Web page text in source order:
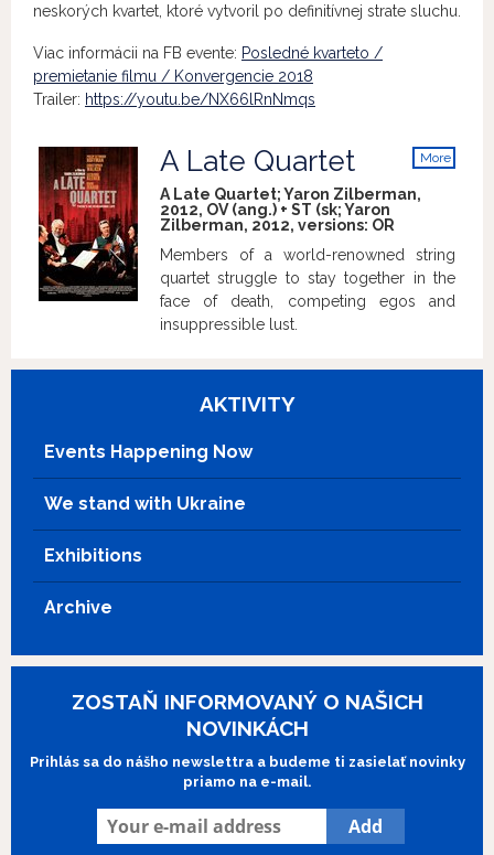
neskorých kvartet, ktoré vytvoril po definitívnej strate sluchu.
Viac informácii na FB evente: Posledné kvarteto /
premietanie filmu / Konvergencie 2018
Trailer: https://youtu.be/NX66lRnNmqs
More
A Late Quartet
A Late Quartet; Yaron Zilberman,
2012, OV (ang.) + ST (sk; Yaron
Zilberman, 2012, versions: OR
Members of a world-renowned string
quartet struggle to stay together in the
face of death, competing egos and
insuppressible lust.
AKTIVITY
Events Happening Now
We stand with Ukraine
Exhibitions
Archive
ZOSTAŇ INFORMOVANÝ O NAŠICH
NOVINKÁCH
Prihlás sa do nášho newslettra a budeme ti zasielať novinky
priamo na e-mail.